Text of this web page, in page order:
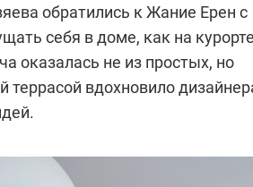
обратились к Жание Ерен с
себя в доме, как на
оказалась не из простых, но
террасой вдохновило